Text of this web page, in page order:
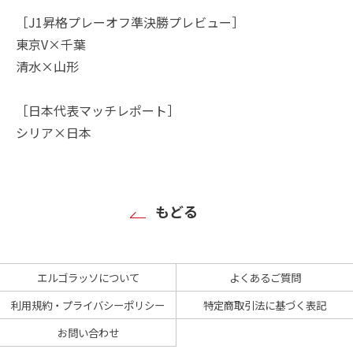
［J1昇格プレーオフ準決勝プレビュー］
東京V×千葉
清水×山形
［日本代表マッチレポート］
シリア×日本
もどる
エルゴラッソについて
よくあるご質問
利用規約・プライバシーポリシー
特定商取引法に基づく表記
お問い合わせ